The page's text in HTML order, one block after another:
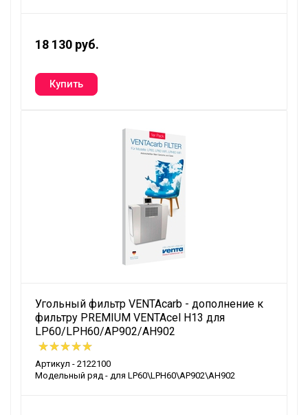
18 130 руб.
Угольный фильтр VENTAcarb - дополнение к
фильтру PREMIUM VENTAcel H13 для
LP60/LPH60/AP902/AH902
Артикул - 2122100
Модельный ряд - для LP60\LPH60\AP902\AH902